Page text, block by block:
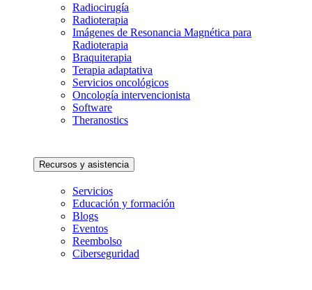
Radiocirugía
Radioterapia
Imágenes de Resonancia Magnética para
Radioterapia
Braquiterapia
Terapia adaptativa
Servicios oncológicos
Oncología intervencionista
Software
Theranostics
Recursos y asistencia
Servicios
Educación y formación
Blogs
Eventos
Reembolso
Ciberseguridad